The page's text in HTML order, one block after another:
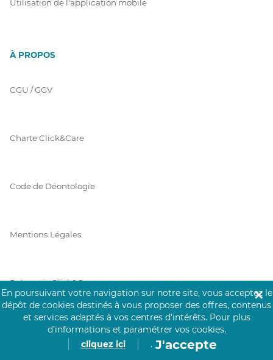
Utilisation de l'application mobile
À PROPOS
CGU / GGV
Charte Click&Care
Code de Déontologie
Mentions Légales
Prérequis Click&Care
Protection des Données
En poursuivant votre navigation sur notre site, vous acceptez le
dépôt de cookies destinés à vous proposer des offres, contenus
et services adaptés à vos centres d’intérêts. Pour plus
d’informations et paramétrer vos cookies,
cliquez ici
. J'accepte
✕